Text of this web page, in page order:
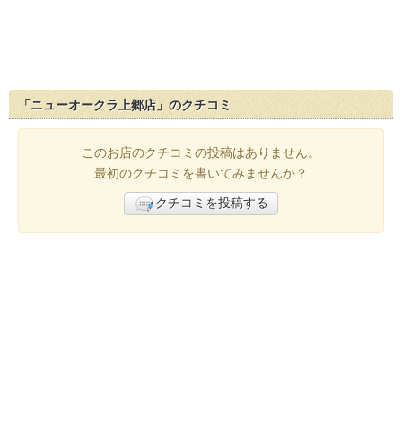
「ニューオークラ上郷店」のクチコミ
このお店のクチコミの投稿はありません。
最初のクチコミを書いてみませんか？
クチコミを投稿する